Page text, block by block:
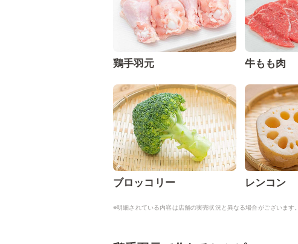
鶏手羽元 牛もも肉
ブロッコリー レンコン
※明細されている内容は店舗の実売状況と異なる場合がございます。